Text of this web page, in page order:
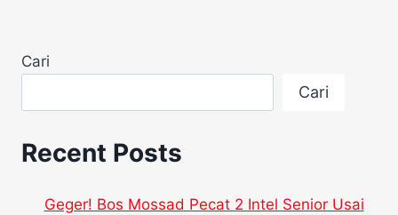
Cari
Cari
Recent Posts
Geger! Bos Mossad Pecat 2 Intel Senior Usai